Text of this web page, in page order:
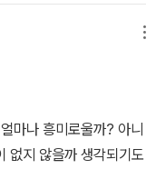
이 더 낳아지고 풍족 해
게 된다. 미래를 모르
모른다는 생각을 베르
마나 흥미로울까? 아니
없지 않을까 생각되기도